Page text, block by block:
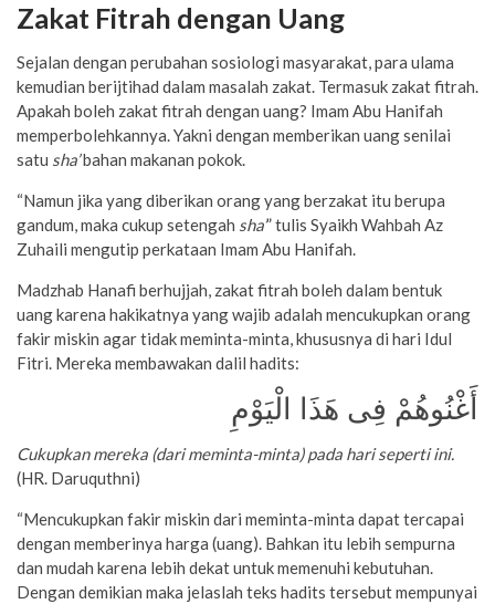
Zakat Fitrah dengan Uang
Sejalan dengan perubahan sosiologi masyarakat, para ulama
kemudian berijtihad dalam masalah zakat. Termasuk zakat fitrah.
Apakah boleh zakat fitrah dengan uang? Imam Abu Hanifah
memperbolehkannya. Yakni dengan memberikan uang senilai
satu sha’bahan makanan pokok.
“Namun jika yang diberikan orang yang berzakat itu berupa
gandum, maka cukup setengah sha’” tulis Syaikh Wahbah Az
Zuhaili mengutip perkataan Imam Abu Hanifah.
Madzhab Hanafi berhujjah, zakat fitrah boleh dalam bentuk
uang karena hakikatnya yang wajib adalah mencukupkan orang
fakir miskin agar tidak meminta-minta, khususnya di hari Idul
Fitri. Mereka membawakan dalil hadits:
أَغْنُوهُمْ فِى هَذَا الْيَوْمِ
Cukupkan mereka (dari meminta-minta) pada hari seperti ini.
(HR. Daruquthni)
“Mencukupkan fakir miskin dari meminta-minta dapat tercapai
dengan memberinya harga (uang). Bahkan itu lebih sempurna
dan mudah karena lebih dekat untuk memenuhi kebutuhan.
Dengan demikian maka jelaslah teks hadits tersebut mempunyai